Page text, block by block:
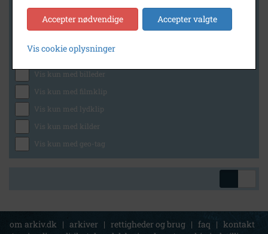
Generelt
Vis kun med billeder
Vis kun med filmklip
Vis kun med lydklip
Vis kun med kilder
Vis kun med geo-tag
om arkiv.dk | arkiver | rettigheder og brug | faq | kontakt
Accepter nødvendige Accepter valgte
Vis cookie oplysninger